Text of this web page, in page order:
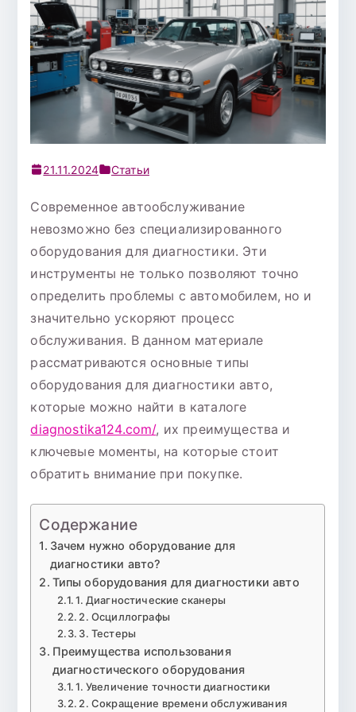
21.11.2024 Статьи
Современное автообслуживание
невозможно без специализированного
оборудования для диагностики. Эти
инструменты не только позволяют точно
определить проблемы с автомобилем, но и
значительно ускоряют процесс
обслуживания. В данном материале
рассматриваются основные типы
оборудования для диагностики авто,
которые можно найти в каталоге
diagnostika124.com/, их преимущества и
ключевые моменты, на которые стоит
обратить внимание при покупке.
Содержание
Зачем нужно оборудование для
диагностики авто?
Типы оборудования для диагностики авто
1. Диагностические сканеры
2. Осциллографы
3. Тестеры
Преимущества использования
диагностического оборудования
1. Увеличение точности диагностики
2. Сокращение времени обслуживания